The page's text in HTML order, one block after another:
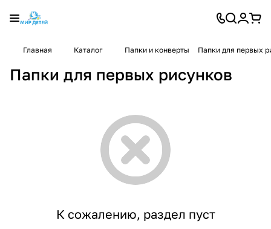
Главная Каталог Папки и конверты Папки для первых
Папки для первых рисунков
К сожалению, раздел пуст